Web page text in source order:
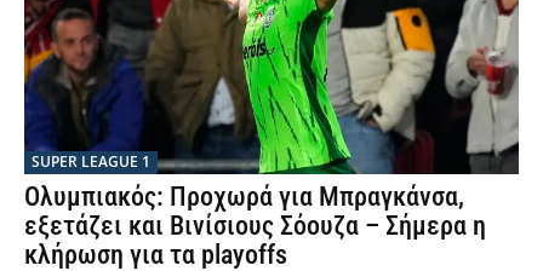
SUPER LEAGUE 1
Ολυμπιακός: Προχωρά για Μπραγκάνσα,
εξετάζει και Βινίσιους Σόουζα – Σήμερα η
κλήρωση για τα playoffs